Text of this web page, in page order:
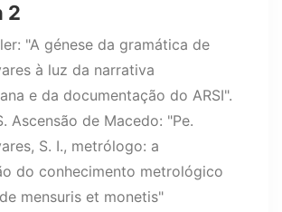
2
"A génese da gramática de
à luz da narrativa
e da documentação do ARSI".
Ascensão de Macedo: "Pe.
S. I., metrólogo: a
do conhecimento metrológico
mensuris et monetis"